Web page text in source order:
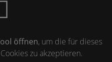
öffnen, um die für dieses
zu akzeptieren.